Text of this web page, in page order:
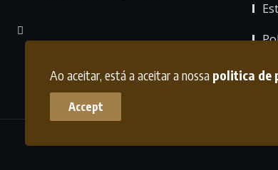
Ao aceitar, está a aceitar a nossa politica de
Accept